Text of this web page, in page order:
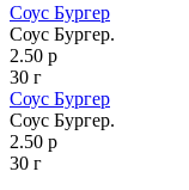
Соус Бургер
Соус Бургер.
2.50 р
30 г
Соус Бургер
Соус Бургер.
2.50 р
30 г